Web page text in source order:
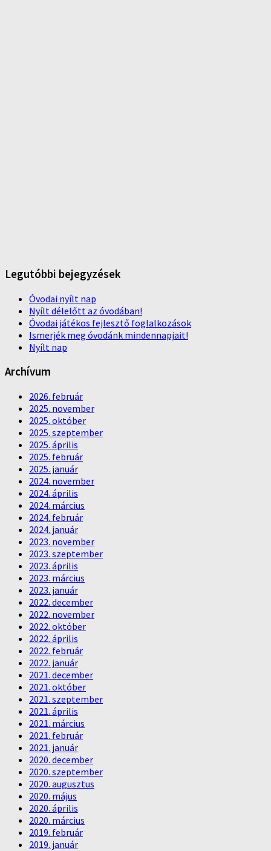
Legutóbbi bejegyzések
Óvodai nyílt nap
Nyílt délelőtt az óvodában!
Óvodai játékos fejlesztő foglalkozások
Ismerjék meg óvodánk mindennapjait!
Nyílt nap
Archívum
2026. február
2025. november
2025. október
2025. szeptember
2025. április
2025. február
2025. január
2024. november
2024. április
2024. március
2024. február
2024. január
2023. november
2023. szeptember
2023. április
2023. március
2023. január
2022. december
2022. november
2022. október
2022. április
2022. február
2022. január
2021. december
2021. október
2021. szeptember
2021. április
2021. március
2021. február
2021. január
2020. december
2020. szeptember
2020. augusztus
2020. május
2020. április
2020. március
2019. február
2019. január